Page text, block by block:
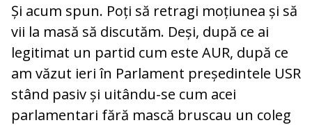
Și acum spun. Poți să retragi moțiunea și să
vii la masă să discutăm. Deși, după ce ai
legitimat un partid cum este AUR, după ce
am văzut ieri în Parlament președintele USR
stând pasiv și uitându-se cum acei
parlamentari fără mască bruscau un coleg